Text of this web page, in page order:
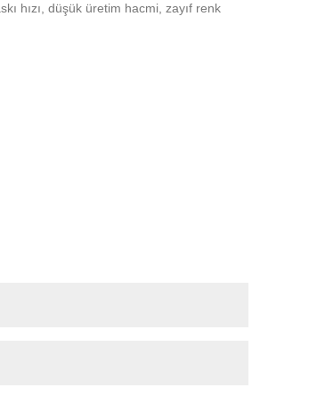
hızı, düşük üretim hacmi, zayıf renk